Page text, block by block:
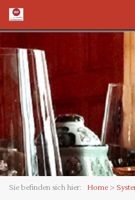
Sie befinden sich hier: Home >